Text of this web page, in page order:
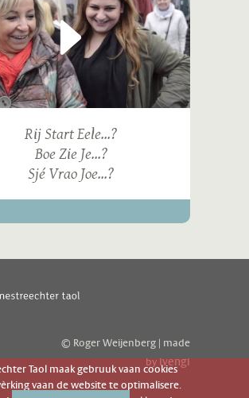
Rij Start Eele...?
Boe Zie Je...?
Sjé Vrao Joe...?
© Roger Weijenberg | made
byivengi
Taol maak gebruuk vaan cookies
vaan de website te optimalisere.